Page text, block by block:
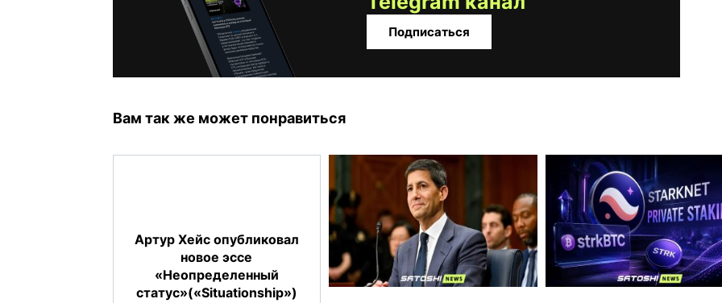
Подписаться
Вам так же может понравиться
Артур Хейс опубликовал
новое эссе
«Неопределенный
статус»(«Situationship»)